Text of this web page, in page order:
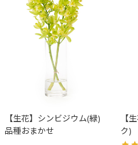
【生花】シンビジウム(緑)
品種おまかせ
【
ク)